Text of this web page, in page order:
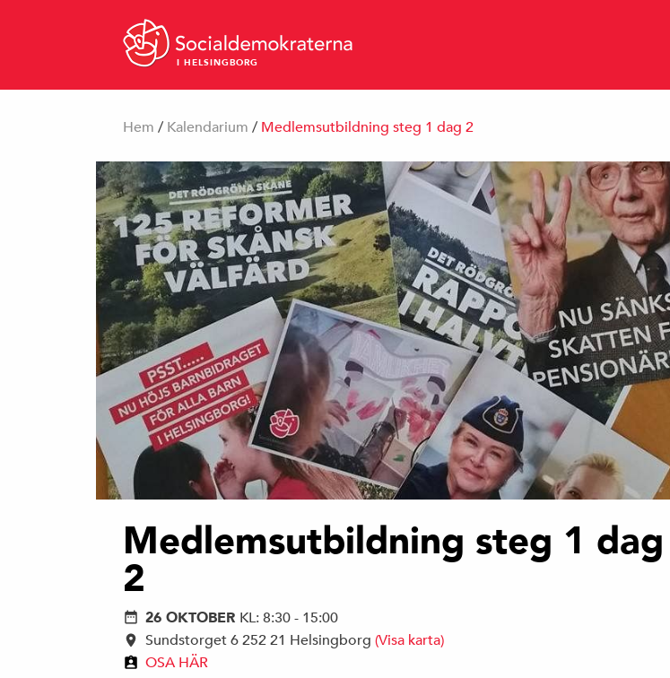
I HELSINGBORG
Hem / Kalendarium / Medlemsutbildning steg 1 dag 2
Medlemsutbildning steg 1 dag
2
26 OKTOBER KL: 8:30 - 15:00
Sundstorget 6 252 21 Helsingborg (Visa karta)
OSA HÄR